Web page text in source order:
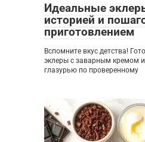
Идеальные
историей и
приготовлением
Вспомните вкус детства!
эклеры с заварным кремом
глазурью по проверенному